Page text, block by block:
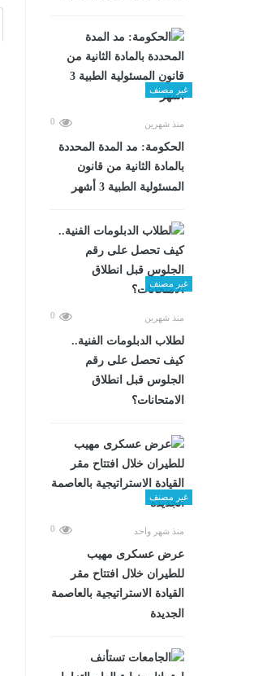
غير مصنف
منذ شهرين 0
الحكومة: مد المدة المحددة
بالمادة الثانية من قانون
المسئولية الطبية 3 أشهر
غير مصنف
منذ شهرين 0
لطلاب الدبلومات الفنية..
كيف تحصل على رقم
الجلوس قبل انطلاق
الامتحانات؟
غير مصنف
منذ شهر واحد 0
عرض عسكرى مهيب
للطيران خلال افتتاح مقر
القيادة الاستراتيجية بالعاصمة
الجديدة